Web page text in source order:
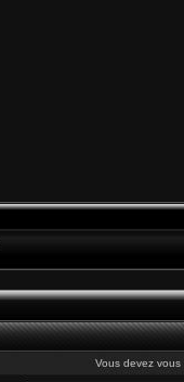
Vous devez